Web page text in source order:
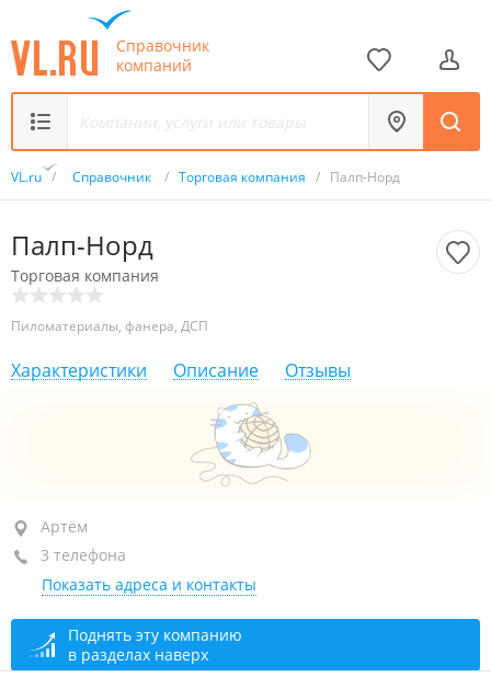
Справочник
компаний
VL.ru / Справочник / Торговая компания / Палп-Норд
Палп-Норд
Торговая компания
Пиломатериалы, фанера, ДСП
Характеристики Описание Отзывы
Артём, пер. Заводской, 13Г
+7 914 703-66-77
+7 (423) 273-66-77
+7 914 065-02-63
сегодня закрыто
Артём
3 телефона
Показать адреса и контакты
Поднять эту компанию
в разделах наверх